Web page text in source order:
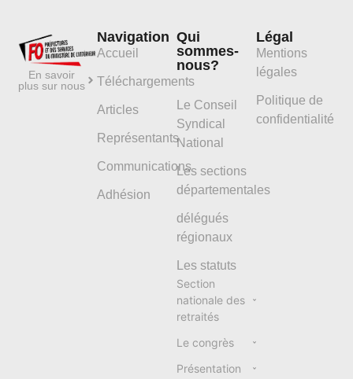
En savoir
plus sur nous
Navigation
Accueil
Téléchargements
Articles
Représentants
Communications
Adhésion
Qui
sommes-
nous?
Le Conseil
Syndical
National
Les sections
départementales
délégués
régionaux
Les statuts
Section
nationale des
retraités
Le congrès
Présentation
Légal
Mentions
légales
Politique de
confidentialité